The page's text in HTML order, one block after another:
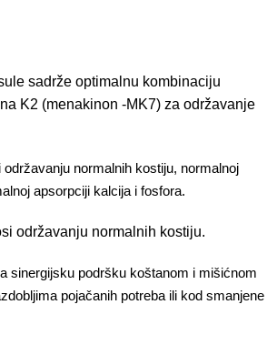
sadrže optimalnu kombinaciju
K2 (menakinon -MK7) za održavanje
normalnih kostiju, normalnoj
apsorpciji kalcija i fosfora.
održavanju normalnih kostiju.
sinergijsku podršku koštanom i mišićnom
pojačanih potreba ili kod smanjene